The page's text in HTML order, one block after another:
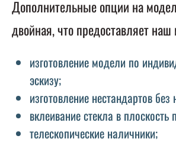
Дополнительные опции на
двойная, что предоставляет наш
изготовление модели по
эскизу;
изготовление нестандартов без
вклеивание стекла в плоскость
телескопические наличники;